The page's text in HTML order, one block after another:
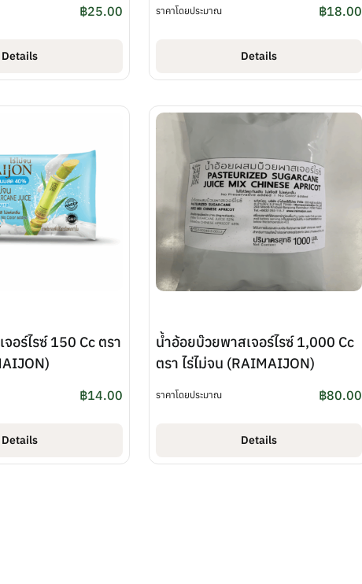
฿25.00
Details
ราคาโดยประมาณ ฿18.00
Details
อร์ไรซ์ 150 Cc ตรา
฿14.00
Details
น้ำอ้อยบ๊วยพาสเจอร์ไรซ์ 1,000 Cc
ตรา ไร่ไม่จน (RAIMAIJON)
ราคาโดยประมาณ ฿80.00
Details